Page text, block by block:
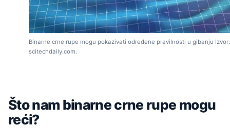
Binarne crne rupe mogu pokazivati određene pravilnosti u gibanju Izvor:
scitechdaily.com.
Što nam binarne crne rupe mogu
reći?